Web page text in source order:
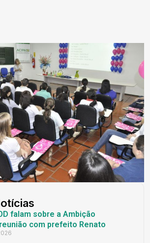
falam sobre a Ambição
com prefeito Renato